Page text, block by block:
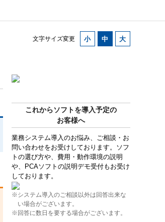
文字サイズ変更
これからソフトを導入予定の
お客様へ
業務システム導入のお悩み、ご相談・お
問い合わせをお受けしております。ソフ
トの選び方や、費用・動作環境の説明
や、PCAソフトの説明デモ受付もお受け
しております。
※システム導入のご相談以外は回答出来な
い場合がございます。
※回答に数日を要する場合がございます。